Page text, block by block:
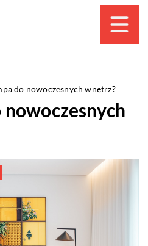
do nowoczesnych wnętrz?